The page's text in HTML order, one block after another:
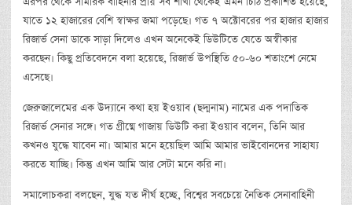
যাতে ১২ হাজারের বেশি স্বাক্ষর জমা পড়েছে। গত ৭ অক্টোবরের পর হাজার হাজার
রিজার্ভ সেনা ডাকে সাড়া দিলেও এখন অনেকেই ডিউটিতে যেতে অস্বীকার
করছেন। কিছু প্রতিবেদনে বলা হয়েছে, রিজার্ভ উপস্থিতি ৫০-৬০ শতাংশে নেমে
এসেছে।
জেরুজালেমের এক উদ্যানে কথা হয় ইওয়াব (ছদ্মনাম) নামের এক পদাতিক
রিজার্ভ সেনার সঙ্গে। গত গ্রীষ্মে গাজায় ডিউটি করা ইওয়াব বলেন, তিনি আর
কখনও যুদ্ধে যাবেন না। আমার মনে হয়েছিল আমি আমার ভাইবোনদের সাহায্য
করতে যাচ্ছি। কিন্তু এখন আমি আর সেটা মনে করি না।
সমালোচকরা বলছেন, যুদ্ধ যত দীর্ঘ হচ্ছে, বিশ্বের সবচেয়ে নৈতিক সেনাবাহিনী